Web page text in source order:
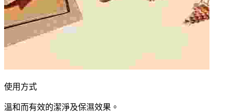
使用方式
溫和而有效的潔淨及保濕效果。